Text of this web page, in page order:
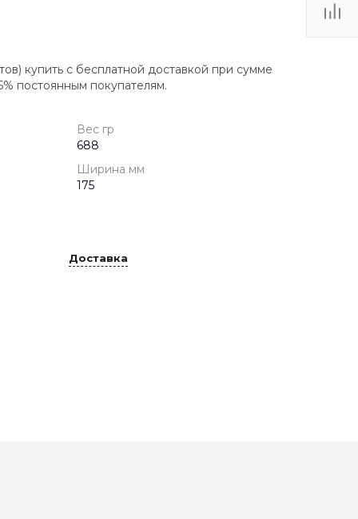
купить с бесплатной доставкой при сумме
постоянным покупателям.
Вес гр
688
Ширина мм
175
Доставка